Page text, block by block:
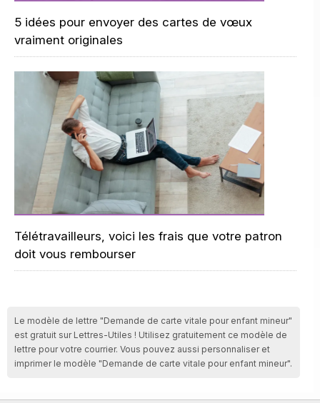
5 idées pour envoyer des cartes de vœux
vraiment originales
Télétravailleurs, voici les frais que votre patron
doit vous rembourser
Le modèle de lettre "Demande de carte vitale pour enfant mineur"
est gratuit sur Lettres-Utiles ! Utilisez gratuitement ce modèle de
lettre pour votre courrier. Vous pouvez aussi personnaliser et
imprimer le modèle "Demande de carte vitale pour enfant mineur".